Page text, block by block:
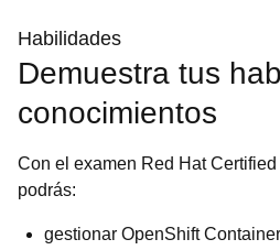
Habilidades
Demuestra tus
conocimientos
Con el examen Red Hat
podrás:
gestionar OpenShift